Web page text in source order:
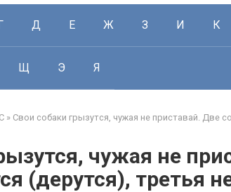
Д Е Ж З И К
Щ Э Я
С » Свои собаки грызутся, чужая не приставай. Две
чужая не
(дерутся), третья